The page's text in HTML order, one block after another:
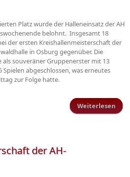
Platz wurde der Halleneinsatz der AH
belohnt. Insgesamt 18
der ersten Kreishallenmeisterschaft der
in Osburg gegenüber. Die
souveräner Gruppenerster mit 13
Spielen abgeschlossen, was erneutes
zur Folge hatte.
Weiterlesen
der AH-